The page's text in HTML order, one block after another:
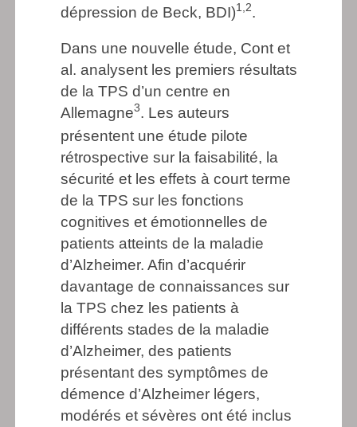
dépression de Beck, BDI)1,2.
Dans une nouvelle étude, Cont et
al. analysent les premiers résultats
de la TPS d’un centre en
Allemagne3. Les auteurs
présentent une étude pilote
rétrospective sur la faisabilité, la
sécurité et les effets à court terme
de la TPS sur les fonctions
cognitives et émotionnelles de
patients atteints de la maladie
d’Alzheimer. Afin d’acquérir
davantage de connaissances sur
la TPS chez les patients à
différents stades de la maladie
d’Alzheimer, des patients
présentant des symptômes de
démence d’Alzheimer légers,
modérés et sévères ont été inclus